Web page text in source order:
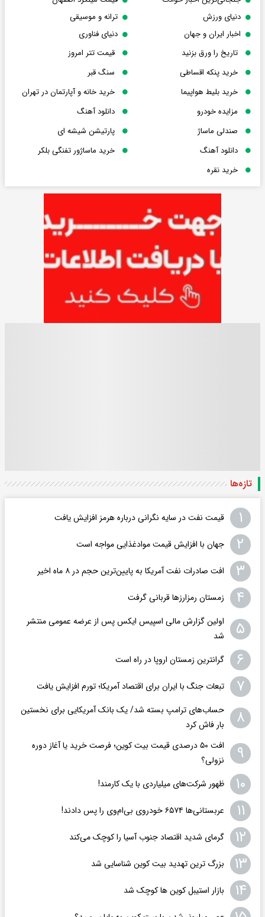
دنیای ورزش
ترانه و موسیقی
اخبار ایران و جهان
دنیای فناوری
تاریخ را ورق بزنید
قیمت تتر امروز
خرید پنکه اقساطی
سنگ قبر
خرید بلیط هواپیما
خرید خانه و آپارتمان در تهران
مزایده خودرو
دانلود آهنگ
صندلی ماساژ
پارتیشن شیشه ای
دانلود آهنگ
خرید ماساژور تفنگی بلکر
خرید نقره
تازه‌ها
۱ قیمت نفت در سایه نگرانی درباره هرمز افزایش یافت
۲ جهان با افزایش قیمت موادغذایی مواجه است
۳ افت صادرات نفت آمریکا به پایین‌ترین حجم در ۸ ماه اخیر
۴ زمستان رمزارزها قربانی گرفت
۵
اولین گزارش مالی اسپیس ایکس پس از عرضه عمومی منتشر
شد
۶ گرانترین زمستان اروپا در راه است
۷ تبعات جنگ با ایران برای اقتصاد آمریکا؛ تورم افزایش یافت
۸
حساب‌های ترامپ بسته شد/ یک بانک آمریکایی برای نخستین
بار فاش کرد
۹
افت ۵۰ درصدی قیمت بیت کوین؛ فرصت خرید یا آغاز دوره
نزولی؟
۱۰ ظهور شرکت‌های میلیاردی با یک کارمند!
۱۱ عربستانی‌ها ۶۵۷۴ خودروی بی‌ام‌وی را پس دادند!
۱۲ گرمای شدید اقتصاد جنوب آسیا را کوچک می‌کند
۱۳ بزرگ ترین تهدید بیت کوین شناسایی شد
۱۴ بازار استیبل کوین ها کوچک شد